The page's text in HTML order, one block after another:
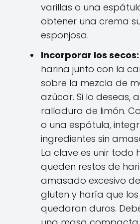
varillas o una
obtener una crema
esponjosa.
Incorporar los secos:
harina junto con la
sobre la mezcla de
azúcar. Si lo deseas,
ralladura de limón.
o una espátula,
ingredientes sin
La clave es unir todo
queden restos de
amasado excesivo
gluten y haría que
quedaran duros.